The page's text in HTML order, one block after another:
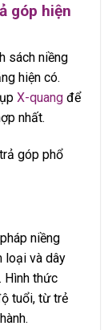
góp hiện
sách niềng
hiện có.
X-quang để
nhất.
góp phổ
niềng
loại và dây
Hình thức
tuổi, từ trẻ